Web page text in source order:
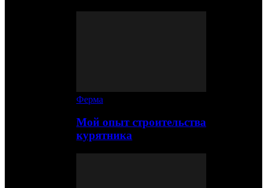
Ферма
Мой опыт строительства
курятника